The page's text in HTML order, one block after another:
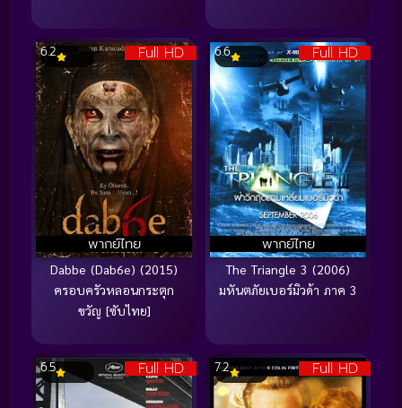
Full HD
พากย์ไทย
6.2
Dabbe (Dab6e) (2015)
ครอบครัวหลอนกระตุก
ขวัญ [ซับไทย]
Full HD
พากย์ไทย
6.6
The Triangle 3 (2006)
มหันตภัยเบอร์มิวด้า ภาค 3
Full HD
6.5 Full HD
7.2